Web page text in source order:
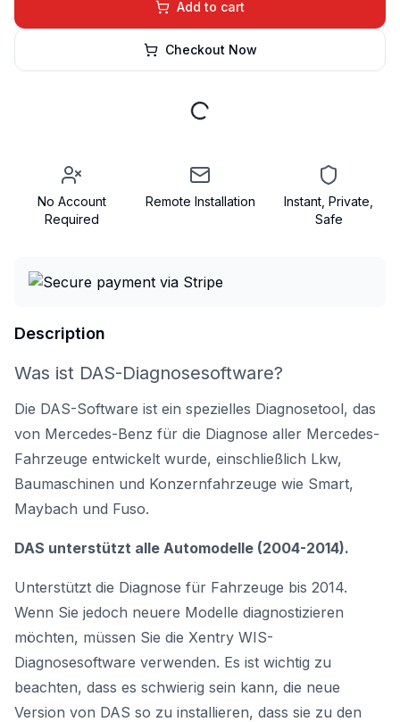
Add to cart
Checkout Now
No Account
Required
Remote Installation
Instant, Private,
Safe
Description
Was ist DAS-Diagnosesoftware?
Die DAS-Software ist ein spezielles Diagnosetool, das
von Mercedes-Benz für die Diagnose aller Mercedes-
Fahrzeuge entwickelt wurde, einschließlich Lkw,
Baumaschinen und Konzernfahrzeuge wie Smart,
Maybach und Fuso.
DAS unterstützt alle Automodelle (2004-2014).
Unterstützt die Diagnose für Fahrzeuge bis 2014.
Wenn Sie jedoch neuere Modelle diagnostizieren
möchten, müssen Sie die Xentry WIS-
Diagnosesoftware verwenden. Es ist wichtig zu
beachten, dass es schwierig sein kann, die neue
Version von DAS so zu installieren, dass sie zu den